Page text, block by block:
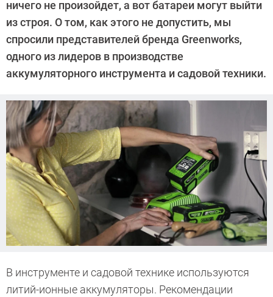
ничего не произойдет, а вот батареи могут выйти
из строя. О том, как этого не допустить, мы
спросили представителей бренда Greenworks,
одного из лидеров в производстве
аккумуляторного инструмента и садовой техники.
В инструменте и садовой технике используются
литий-ионные аккумуляторы. Рекомендации